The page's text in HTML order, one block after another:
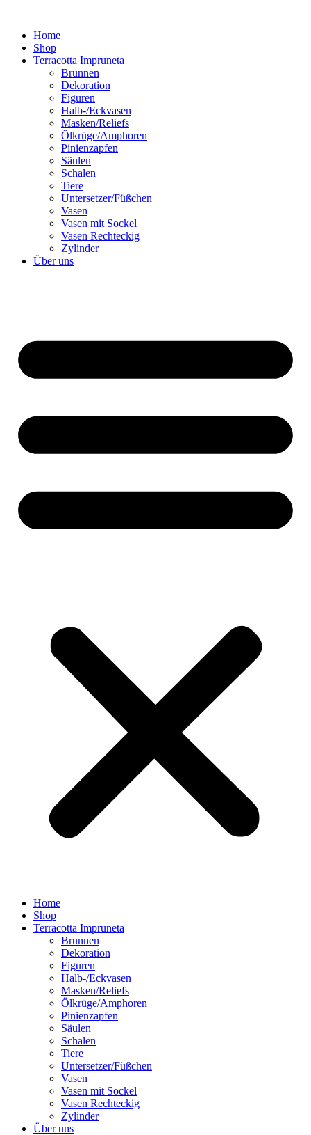
springenHome
Shop
Terracotta Impruneta
Brunnen
Dekoration
Figuren
Halb-/Eckvasen
Masken/Reliefs
Ölkrüge/Amphoren
Pinienzapfen
Säulen
Schalen
Tiere
Untersetzer/Füßchen
Vasen
Vasen mit Sockel
Vasen Rechteckig
Zylinder
Über uns
Home
Shop
Terracotta Impruneta
Brunnen
Dekoration
Figuren
Halb-/Eckvasen
Masken/Reliefs
Ölkrüge/Amphoren
Pinienzapfen
Säulen
Schalen
Tiere
Untersetzer/Füßchen
Vasen
Vasen mit Sockel
Vasen Rechteckig
Zylinder
Über uns